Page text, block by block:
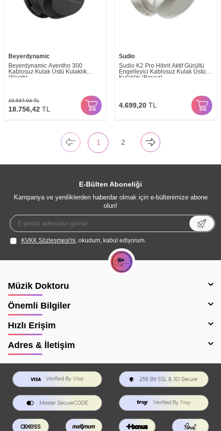
Beyerdynamic
Beyerdynamic Aventho 300
Kablosuz Kulak Üstü Kulaklık
(Siyah)
19.537,94TL
18.756,42 TL
Sudio
Sudio K2 Pro Hibrit Aktif Gürültü
Engelleyici Kablosuz Kulak Üstü
Kulaklık (Beyaz)
4.699,20 TL
1 2
E-Bülten Aboneliği
Kampanya ve yeniliklerden haberdar olmak için e-bültenimize abone
olun!
KVKK Sözleşmesi'ni, okudum, kabul ediyorum.
Müzik Doktoru
Önemli Bilgiler
Hızlı Erişim
Adres & İletişim